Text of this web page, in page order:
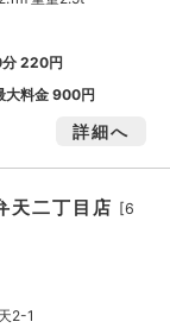
220円
大料金900円
詳細へ
天二丁目店 [6
2-1